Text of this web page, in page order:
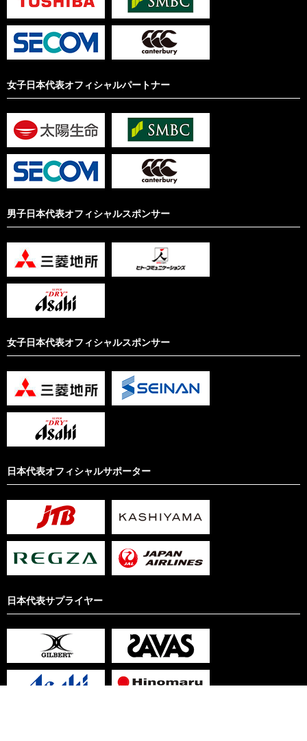
女子日本代表オフィシャルパートナー
男子日本代表オフィシャルスポンサー
女子日本代表オフィシャルスポンサー
日本代表オフィシャルサポーター
日本代表サプライヤー